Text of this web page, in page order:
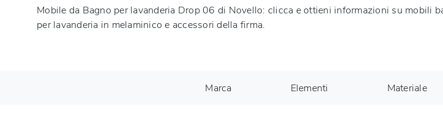
Mobile da Bagno per lavanderia Drop 06 di Novello: clicca e ottieni informazioni su mobili
per lavanderia in melaminico e accessori della firma.
Marca Elementi Materiale